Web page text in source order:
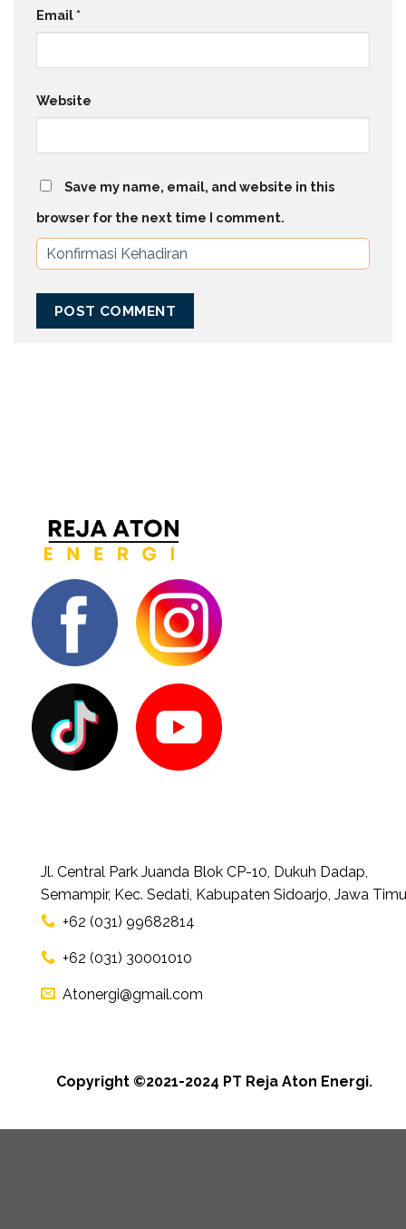
Email *
Website
Save my name, email, and website in this
browser for the next time I comment.
Jl. Central Park Juanda Blok CP-10, Dukuh Dadap,
Semampir, Kec. Sedati, Kabupaten Sidoarjo, Jawa
+62 (031) 99682814
+62 (031) 30001010
Atonergi@gmail.com
Copyright ©2021-2024 PT Reja Aton Energi.